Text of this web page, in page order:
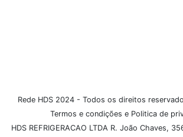
Rede HDS 2024 - Todos os direitos
Termos e condições e Politica de
HDS REFRIGERACAO LTDA R. João Chaves,